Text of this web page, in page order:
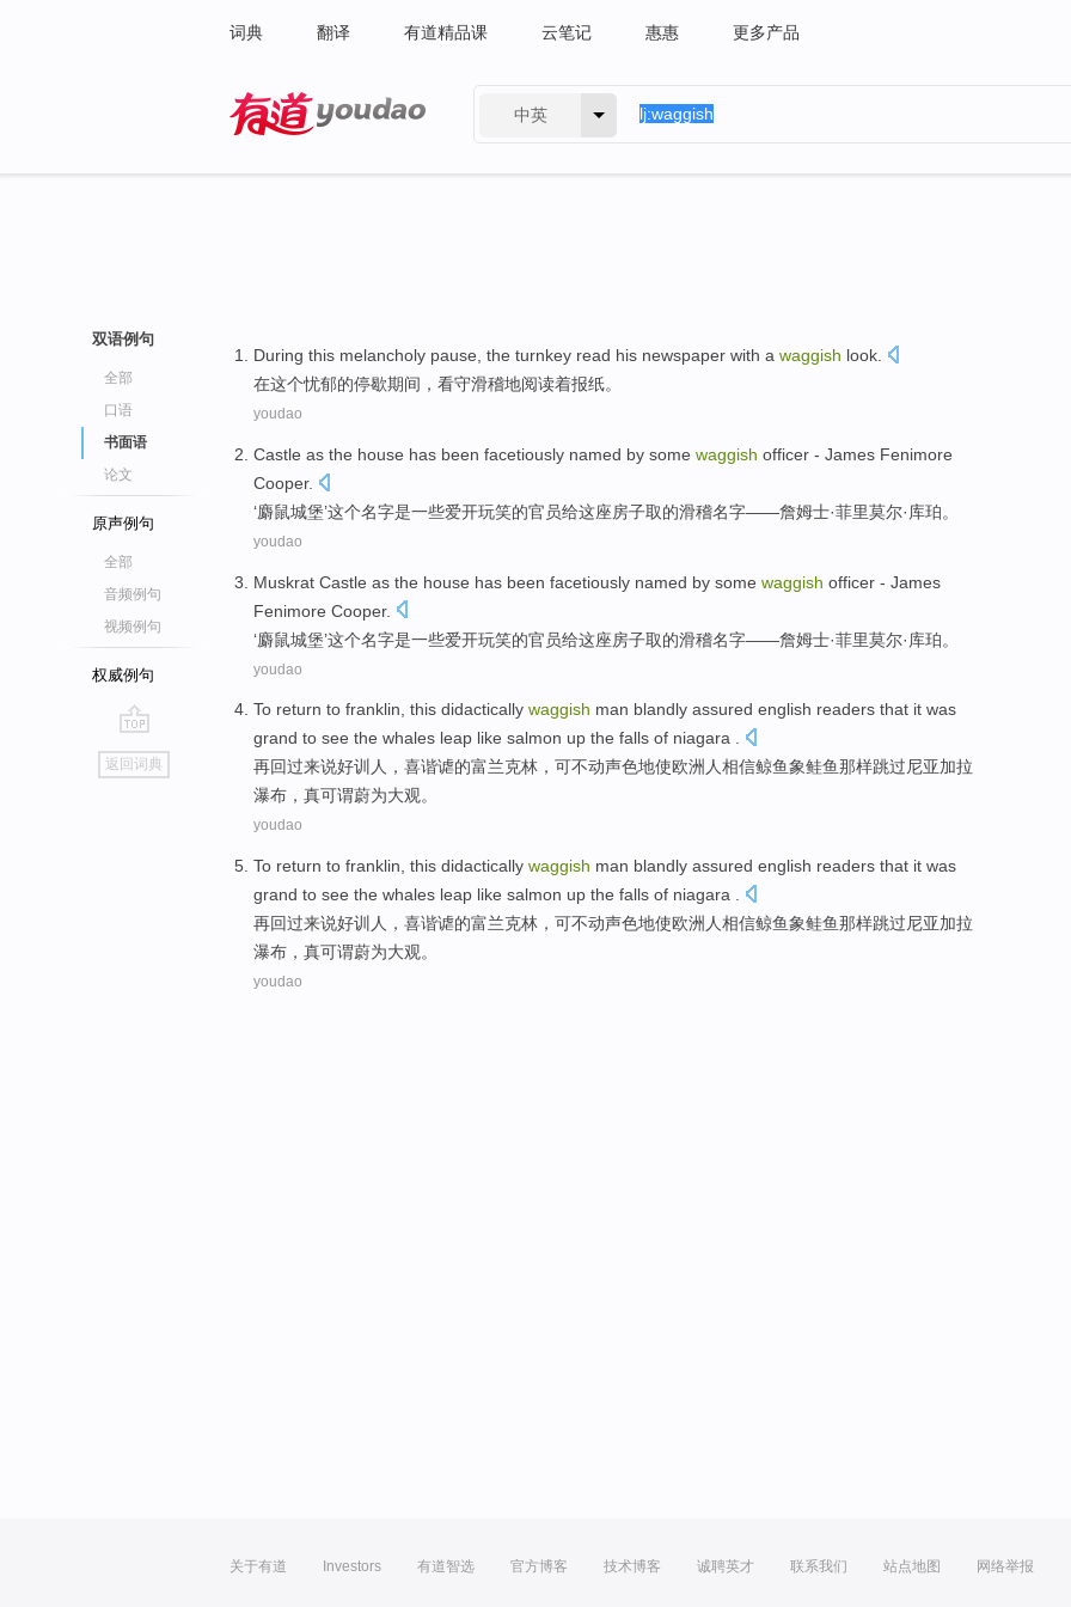
词典 翻译 有道精品课 云笔记 惠惠 更多产品
中英
双语例句
全部
口语
书面语
论文
原声例句
全部
音频例句
视频例句
权威例句
go
top
返回词典
During this melancholy pause the turnkey read his newspaper with a waggish look.
在这个忧郁的停歇期间， 看守滑稽地阅读着报纸。
youdao
Castle as the house has been facetiously named by some waggish officer - James Fenimore
Cooper.
‘麝鼠城堡’这个名字是一些爱开玩笑的官员给这座房子取的滑稽名字——詹姆士·菲里莫尔· 库珀。
youdao
Muskrat Castle as the house has been facetiously named by some waggish officer - James
Fenimore Cooper.
‘麝鼠城堡’这个名字是一些爱开玩笑的官员给这座房子取的滑稽名字——詹姆士·菲里莫尔·库珀。
youdao
To return to franklin, this didactically waggish man blandly assured english readers that it was
grand to see the whales leap like salmon up the falls of niagara .
再回过来说好训人，喜谐谑的富兰克林 ，可不动声色地使欧洲人相信鲸鱼象鲑鱼那样跳过尼亚加拉
瀑布 ，真可谓蔚为大观。
youdao
To return to franklin this didactically waggish man blandly assured english readers that it was
grand to see the whales leap like salmon up the falls of niagara
再回过来说好训人，喜谐谑的富兰克林 ，可不动声色地使欧洲人相信鲸鱼象鲑鱼那样跳过尼亚加拉
瀑布 ，真可谓蔚为大观。
youdao
关于有道 Investors 有道智选 官方博客 技术博客 诚聘英才 联系我们 站点地图 网络举报